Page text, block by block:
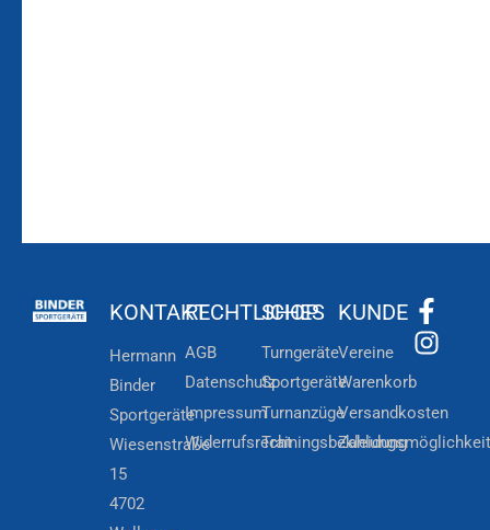
KONTAKT
Hermann
Binder
Sportgeräte
Wiesenstraße
15
4702
RECHTLICHES
AGB
Datenschutz
Impressum
Widerrufsrecht
SHOP
Turngeräte
Sportgeräte
Turnanzüge
Trainingsbekleidung
KUNDE
Vereine
Warenkorb
Versandkosten